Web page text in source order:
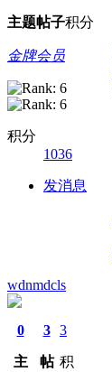
主题帖子积分
金牌会员
积分
1036
发消息
wdnmdcls
0
主
3
帖
3
积